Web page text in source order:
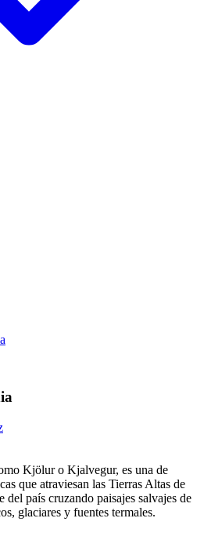
Kjölur o Kjalvegur, es una de
que atraviesan las Tierras Altas de
país cruzando paisajes salvajes de
glaciares y fuentes termales.